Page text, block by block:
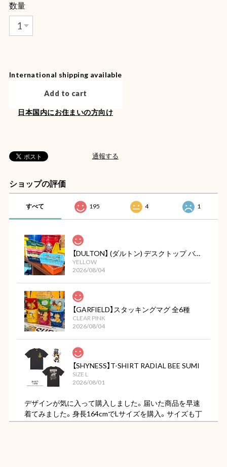
数量
International shipping available
Add to cart
日本国内にお住まいの方向け
通報する
ショップの評価
すべて 195 4 1
【DULTON】 (ダルトン) デスクトップ バスケット
YELLOW
2026/08/04
【GARFIELD】スタッキングマグ 全6種
CLEAR PINK
2026/08/04
【SHYNESS】T-SHIRT RADIAL BEE SUMI
SIZE L
2026/08/01
デザインが気に入って購入しました。届いた商品を早速
着てみました。身長164cmでLサイズを購入。サイズも丁
度よく色もただの黒ではなくちょっと色褪せた様なビン